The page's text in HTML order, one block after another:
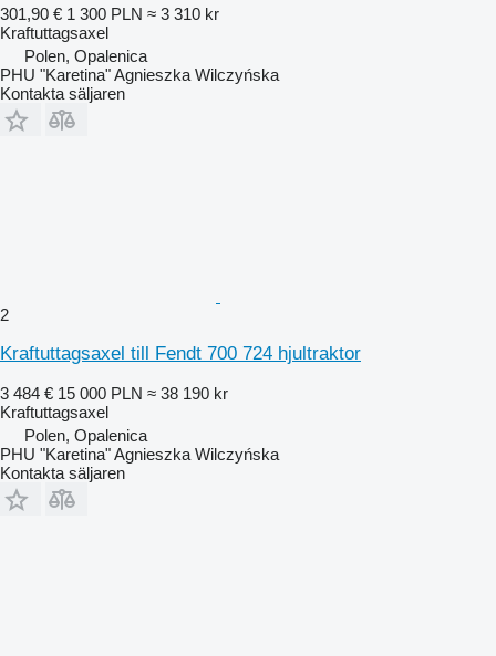
301,90 € 1 300 PLN ≈ 3 310 kr
Kraftuttagsaxel
Polen, Opalenica
PHU "Karetina" Agnieszka Wilczyńska
Kontakta säljaren
2
Kraftuttagsaxel till Fendt 700 724 hjultraktor
3 484 € 15 000 PLN ≈ 38 190 kr
Kraftuttagsaxel
Polen, Opalenica
PHU "Karetina" Agnieszka Wilczyńska
Kontakta säljaren